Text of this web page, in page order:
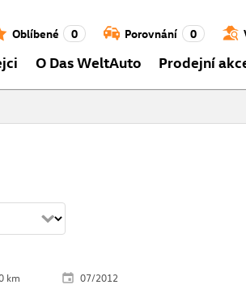
Oblíbené 0 Porovnání 0
O Das WeltAuto Prodejní
km
07/2012